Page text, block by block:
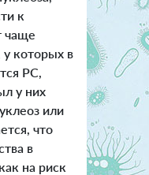
к
чаще
которых в
РС,
у них
или
что
в
на риск